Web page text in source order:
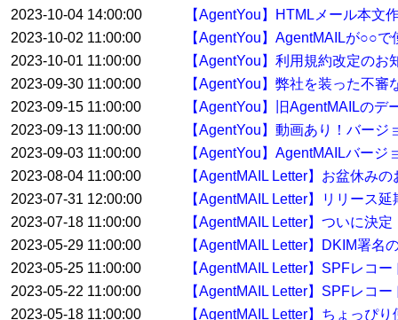
2023-10-04 14:00:00
【AgentYou】HTMLメール本文
2023-10-02 11:00:00
【AgentYou】AgentMAILが○○
2023-10-01 11:00:00
【AgentYou】利用規約改定のお
2023-09-30 11:00:00
【AgentYou】弊社を装った不
2023-09-15 11:00:00
【AgentYou】旧AgentMAILの
2023-09-13 11:00:00
【AgentYou】動画あり！バー
2023-09-03 11:00:00
【AgentYou】AgentMAILバー
2023-08-04 11:00:00
【AgentMAIL Letter】お盆休み
2023-07-31 12:00:00
【AgentMAIL Letter】リリース
2023-07-18 11:00:00
【AgentMAIL Letter】ついに決
2023-05-29 11:00:00
【AgentMAIL Letter】DKIM署
2023-05-25 11:00:00
【AgentMAIL Letter】SPFレコ
2023-05-22 11:00:00
【AgentMAIL Letter】SPFレコ
2023-05-18 11:00:00
【AgentMAIL Letter】ちょっぴ